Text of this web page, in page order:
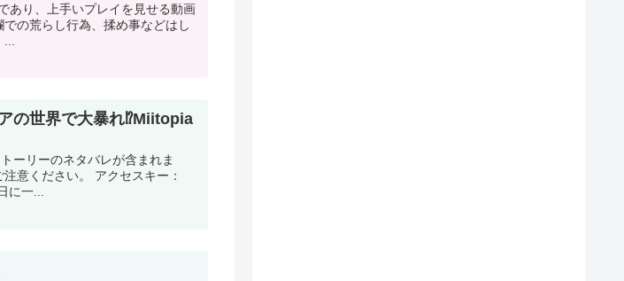
あり、上手いプレイを見せる動画
の荒らし行為、揉め事などはし
の世界で大暴れ⁉Miitopia
ーリーのネタバレが含まれま
意ください。 アクセスキー：
に一...